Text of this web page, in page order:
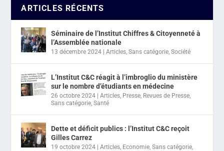
ARTICLES RÉCENTS
Séminaire de l’Institut Chiffres & Citoyenneté à
l’Assemblée nationale
13 décembre 2024 |Articles,Sans catégorie,Société
L’Institut C&C réagit à l’imbroglio du ministère
sur le nombre d’étudiants en médecine
26 octobre 2024 |Articles, Presse, Revues de Presse,
Sans catégorie,Santé
Dette et déficit publics : l’Institut C&C reçoit
Gilles Carrez
19 octobre 2024 |Articles, Economie,Sans catégorie,